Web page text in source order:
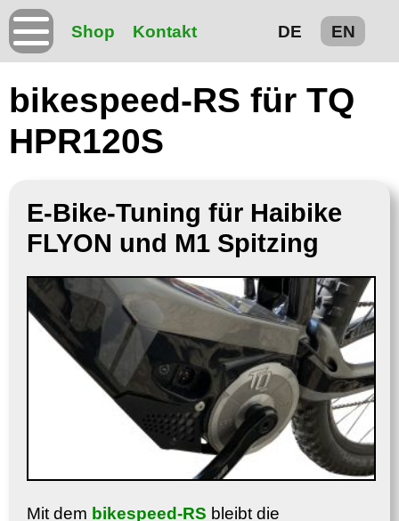
Shop Kontakt DE EN
bikespeed-RS für TQ
HPR120S
E-Bike-Tuning für Haibike
FLYON und M1 Spitzing
Mit dem bikespeed-RS bleibt die